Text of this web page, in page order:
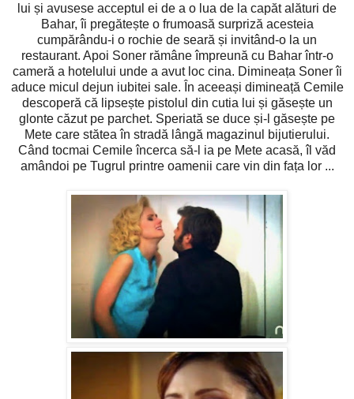
lui și avusese acceptul ei de a o lua de la capăt alături de
Bahar, îi pregătește o frumoasă surpriză acesteia
cumpărându-i o rochie de seară și invitând-o la un
restaurant. Apoi Soner rămâne împreună cu Bahar într-o
cameră a hotelului unde a avut loc cina. Dimineața Soner îi
aduce micul dejun iubitei sale. În aceeași dimineață Cemile
descoperă că lipsește pistolul din cutia lui și găsește un
glonte căzut pe parchet. Speriată se duce și-l găsește pe
Mete care stătea în stradă lângă magazinul bijutierului.
Când tocmai Cemile încerca să-l ia pe Mete acasă, îl văd
amândoi pe Tugrul printre oamenii care vin din fața lor ...